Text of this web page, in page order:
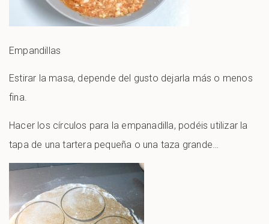
Empandillas
Estirar la masa, depende del gusto dejarla más o menos
fina.
Hacer los círculos para la empanadilla, podéis utilizar la
tapa de una tartera pequeña o una taza grande…